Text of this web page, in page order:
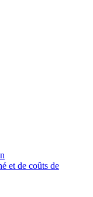
et de coûts de